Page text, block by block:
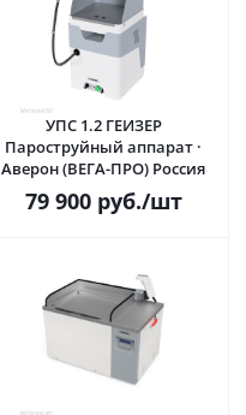
УПС 1.2 ГЕЙЗЕР
Пароструйный аппарат ·
Аверон (ВЕГА-ПРО) Россия
79 900руб./шт